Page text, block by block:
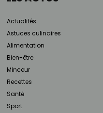
Actualités
Astuces culinaires
Alimentation
Bien-être
Minceur
Recettes
Santé
Sport